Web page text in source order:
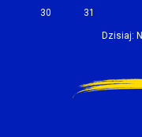
30
31
Dzisiaj: